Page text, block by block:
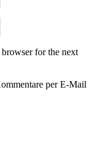
for the next
per E-Mail